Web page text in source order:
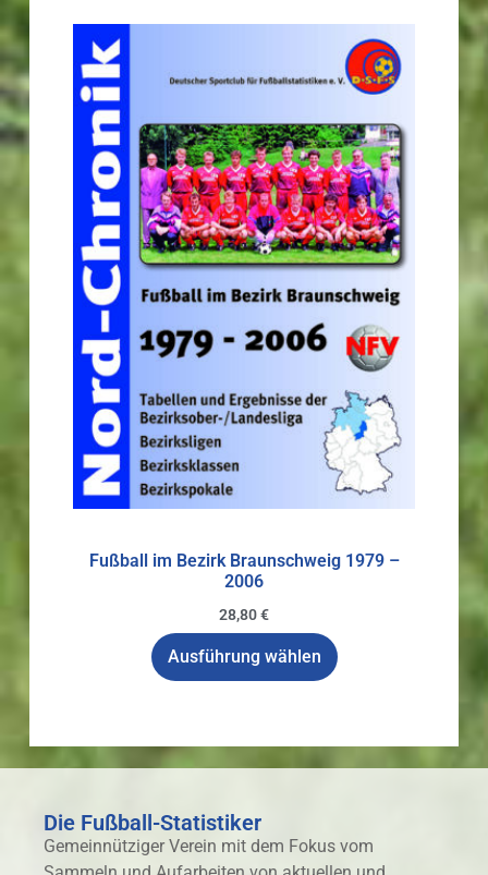
Fußball im Bezirk Braunschweig 1979 –
2006
28,80€
Ausführung wählen
Die Fußball-Statistiker
Gemeinnütziger Verein mit dem Fokus vom